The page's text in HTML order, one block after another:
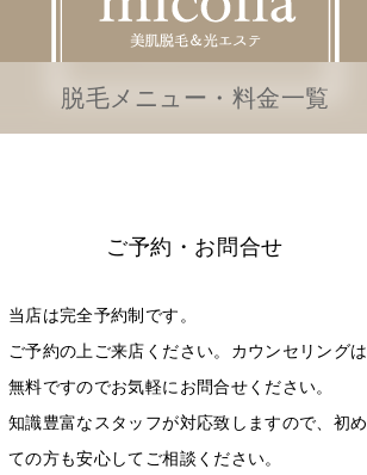
脱毛メニュー・料金一覧
ご予約・お問合せ
当店は完全予約制です。
ご予約の上ご来店ください。カウンセリングは
無料ですのでお気軽にお問合せください。
知識豊富なスタッフが対応致しますので、初め
ての方も安心してご相談ください。